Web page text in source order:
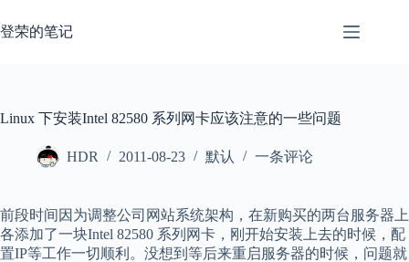
过
登荣的笔记
Linux 下安装Intel 82580 系列网卡应该注意的一些问题
HDR 2011-08-23 默认 一条评论
前段时间因为调整公司网站系统架构，在新购买的两台服务器上
各添加了一块Intel 82580 系列网卡，刚开始安装上去的时候，配
置IP等工作一切顺利。没想到等后来重启服务器的时候，问题就